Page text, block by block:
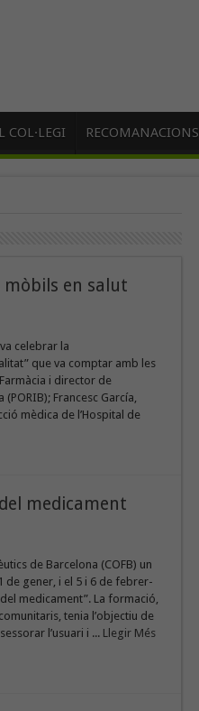
COL·LEGI RECOMANACIONS
en salut
celebrar la
que va comptar amb les
i director de
Francesc García,
mèdica de l’Hospital de
medicament
de Barcelona (COFB) un
de gener, i el 5 i 6 de febrer-
medicament”. La formació,
tenia l’objectiu de
l’usuari i ... Llegir Més